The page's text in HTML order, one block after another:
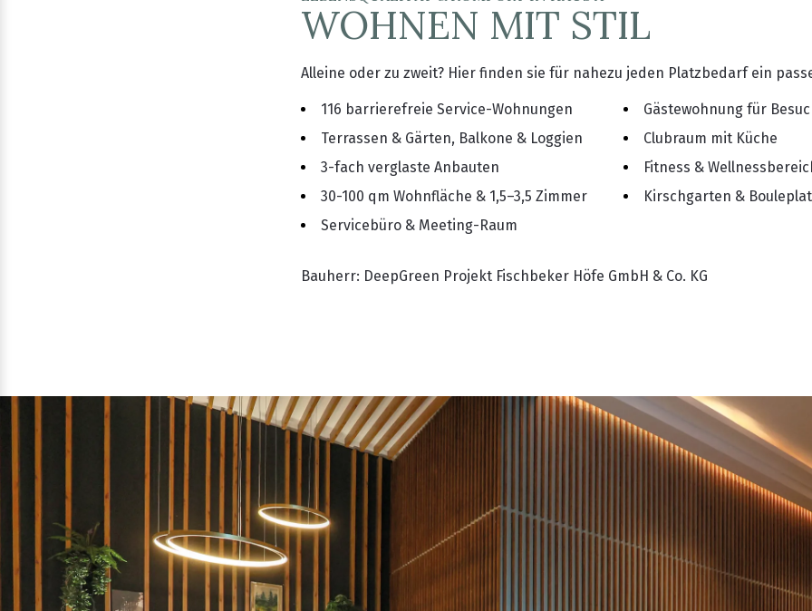
WOHNEN MIT STIL
Alleine oder zu zweit? Hier finden sie für nahezu jeden Platzbedarf ein
116 barrierefreie Service-Wohnungen
Terrassen & Gärten, Balkone & Loggien
3-fach verglaste Anbauten
30-100 qm Wohnfläche & 1,5–3,5 Zimmer
Servicebüro & Meeting-Raum
Gästewohnung für
Clubraum mit Küche
Fitness &
Kirschgarten &
Bauherr: DeepGreen Projekt Fischbeker Höfe GmbH & Co. KG